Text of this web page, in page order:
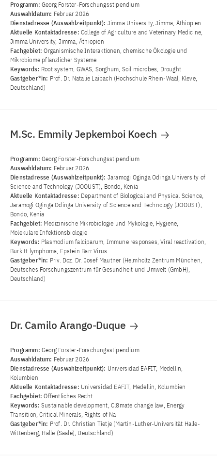
Programm: Georg Forster-Forschungsstipendium
Auswahldatum: Februar 2026
Dienstadresse (Auswahlzeitpunkt): Jimma University, Jimma, Äthiopien
Aktuelle Kontaktadresse: College of Agriculture and Veterinary Medicine,
Jimma University, Jimma, Äthiopien
Fachgebiet:Organismische Interaktionen, chemische Ökologie und
Mikrobiome pflanzlicher Systeme
Keywords: Root system, GWAS, Sorghum, Soil microbes, Drought
Gastgeber*in: Prof. Dr. Natalie Laibach (Hochschule Rhein-Waal, Kleve,
Deutschland)
M.Sc. Emmily Jepkemboi Koech
Programm: Georg Forster-Forschungsstipendium
Auswahldatum: Februar 2026
Dienstadresse (Auswahlzeitpunkt): Jaramogi Oginga Odinga University of
Science and Technology (JOOUST), Bondo, Kenia
Aktuelle Kontaktadresse: Department of Biological and Physical Science,
Jaramogi Oginga Odinga University of Science and Technology (JOOUST),
Bondo, Kenia
Fachgebiet: Medizinische Mikrobiologie und Mykologie, Hygiene,
Molekulare Infektionsbiologie
Keywords: Plasmodium falciparum, Immune responses, Viral reactivation,
Burkitt lymphoma, Epstein Barr Virus
Gastgeber*in: Priv. Doz. Dr. Josef Mautner (Helmholtz Zentrum München,
Deutsches Forschungszentrum für Gesundheit und Umwelt (GmbH),
Deutschland)
Dr. Camilo Arango-Duque
Programm: Georg Forster-Forschungsstipendium
Auswahldatum: Februar 2026
Dienstadresse (Auswahlzeitpunkt): Universidad EAFIT, Medellin,
Kolumbien
Aktuelle Kontaktadresse: Universidad EAFIT, Medellin, Kolumbien
Fachgebiet:Öffentliches Recht
Keywords: Sustainable development, Cl8mate change law, Energy
Transition, Critical Minerals, Rights of Na
Gastgeber*in: Prof. Dr. Christian Tietje (Martin-Luther-Universität Halle-
Wittenberg, Halle (Saale), Deutschland)